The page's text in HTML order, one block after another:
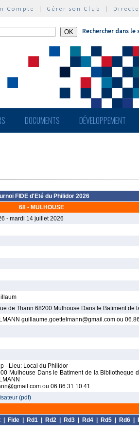
Compte | Gérer son Club |
Rechercher dans le
DOCUMENTS DÉVELOPPEMENT
FIDE d'Eté du Philidor 2026
68 - MULHOUSE
- mardi 14 juillet 2026
de Thann 68200 Mulhouse Dans le Batiment de
guillaume.goettelmann@gmail.com ou
- Lieu: Local du Philidor
Mulhouse Dans le Batiment de la Bibliotheque
ou 06.86.31.10.41.
(pdf)
Fide Rd1 Rd2 Rd3 Rd4 Rd5 Rd6